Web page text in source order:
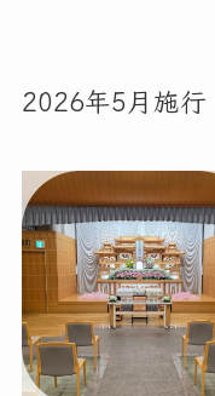
2026年5月施